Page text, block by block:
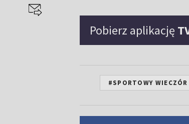
Pobierz aplikację
#SPORTOWY WIECZÓR